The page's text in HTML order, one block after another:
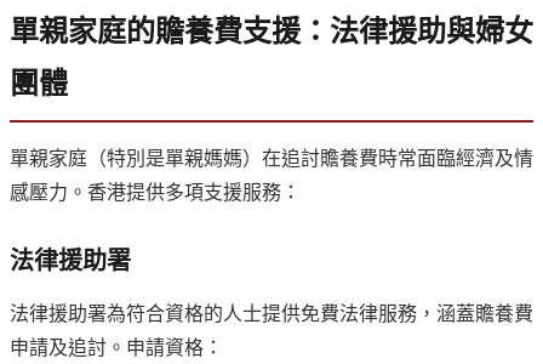
單親家庭的贍養費支援：法律援助與婦女
團體
單親家庭（特別是單親媽媽）在追討贍養費時常面臨經濟及情
感壓力。香港提供多項支援服務：
法律援助署
法律援助署為符合資格的人士提供免費法律服務，涵蓋贍養費
申請及追討。申請資格：